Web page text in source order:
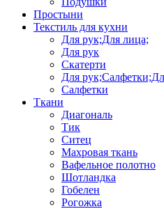
Простыни
Текстиль для кухни
Для рук;Для лица;
Для рук
Скатерти
Для
Салфетки
Ткани
Диагональ
Тик
Ситец
Махровая ткань
Вафельное полотно
Шотландка
Гобелен
Рогожка